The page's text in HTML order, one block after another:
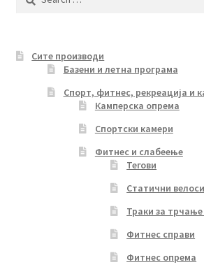
Сите производи
Базени и летна програма
Спорт, фитнес, рекреација и
Камперска опрема
Спортски камери
Фитнес и слабеење
Тегови
Статични
Траки за
Фитнес справи
Фитнес опрема